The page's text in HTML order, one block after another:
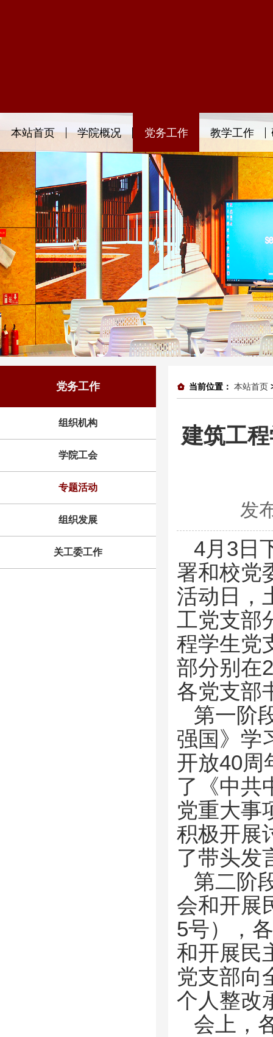
本站首页 学院概况 党务工作 教学工作
党务工作
组织机构
学院工会
专题活动
组织发展
关工委工作
当前位置： 本站首页
建筑工
发
4月3日
署和校党
活动日，
工党支部
程学生党
部分别在
各党支部
第一阶
强国》学
开放40周
了《中共
党重大事
积极开展
了带头发
第二阶
会和开展
5号），
和开展民
党支部向
个人整改
会上，